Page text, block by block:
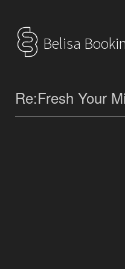
Belisa
Re:Fresh Your